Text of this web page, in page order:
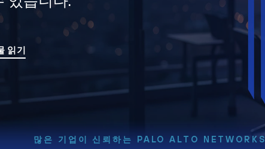
읽기
많은 기업이 신뢰하는 PALO ALTO NETWORKS